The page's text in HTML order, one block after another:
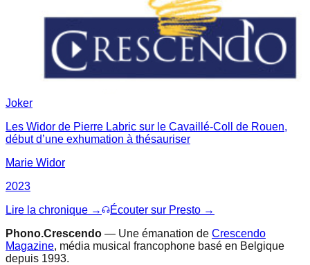
Joker
Les Widor de Pierre Labric sur le Cavaillé-Coll de Rouen,
début d’une exhumation à thésauriser
Marie Widor
2023
Lire la chronique →
Écouter sur Presto →
Phono.Crescendo — Une émanation de Crescendo
Magazine, média musical francophone basé en Belgique
depuis 1993.